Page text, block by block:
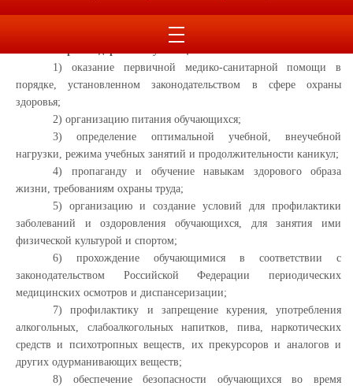
1) оказание первичной медико-санитарной помощи в
порядке, установленном законодательством в сфере охраны
здоровья;
2) организацию питания обучающихся;
3) определение оптимальной учебной, внеучебной
нагрузки, режима учебных занятий и продолжительности каникул;
4) пропаганду и обучение навыкам здорового образа
жизни, требованиям охраны труда;
5) организацию и создание условий для профилактики
заболеваний и оздоровления обучающихся, для занятия ими
физической культурой и спортом;
6) прохождение обучающимися в соответствии с
законодательством Российской Федерации периодических
медицинских осмотров и диспансеризации;
7) профилактику и запрещение курения, употребления
алкогольных, слабоалкогольных напитков, пива, наркотических
средств и психотропных веществ, их прекурсоров и аналогов и
других одурманивающих веществ;
8) обеспечение безопасности обучающихся во время